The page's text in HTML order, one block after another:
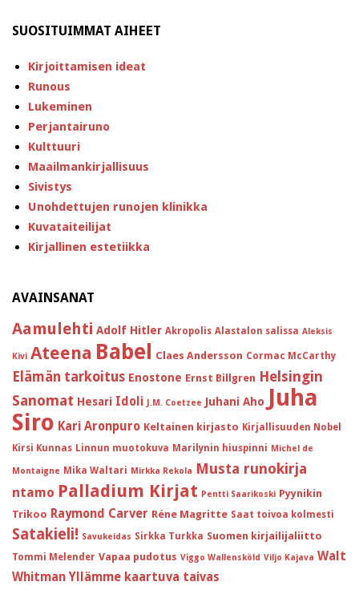
SUOSITUIMMAT AIHEET
Kirjoittamisen ideat
Runous
Lukeminen
Perjantairuno
Kulttuuri
Maailmankirjallisuus
Sivistys
Unohdettujen runojen klinikka
Kuvataiteilijat
Kirjallinen estetiikka
AVAINSANAT
Aamulehti Adolf Hitler Akropolis Alastalon salissa Aleksis
Kivi Ateena Babel Claes Andersson Cormac McCarthy
Elämän tarkoitus Enostone Ernst Billgren Helsingin
Sanomat Hesari Idoli J.M. Coetzee Juhani Aho Juha
Siro Kari Aronpuro Keltainen kirjasto Kirjallisuuden Nobel
Kirsi Kunnas Linnun muotokuva Marilynin hiuspinni Michel de
Montaigne Mika Waltari Mirkka Rekola Musta runokirja
ntamo Palladium Kirjat Pentti Saarikoski Pyynikin
Trikoo Raymond Carver Réne Magritte Saat toivoa kolmesti
Satakieli! Savukeidas Sirkka Turkka Suomen kirjailijaliitto
Tommi Melender Vapaa pudotus Viggo Wallensköld Viljo Kajava Walt
Whitman Yllämme kaartuva taivas